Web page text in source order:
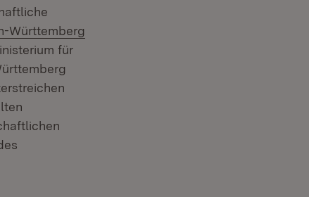
Württemberg
für